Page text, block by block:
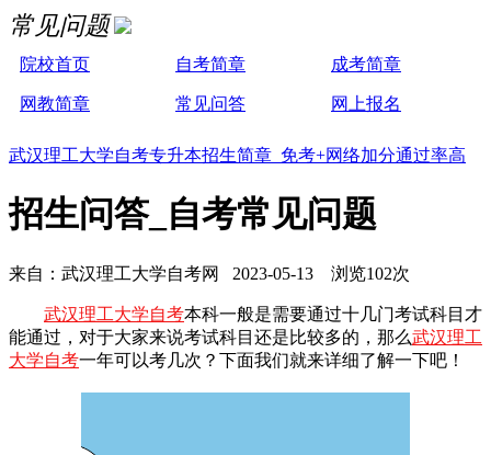
常见问题
院校首页 自考简章 成考简章
网教简章 常见问答 网上报名
武汉理工大学自考专升本招生简章 免考+网络加分通过率高
招生问答_自考常见问题
来自：武汉理工大学自考网 2023-05-13 浏览102次
武汉理工大学自考本科一般是需要通过十几门考试科目才
能通过，对于大家来说考试科目还是比较多的，那么武汉理工
大学自考一年可以考几次？下面我们就来详细了解一下吧！